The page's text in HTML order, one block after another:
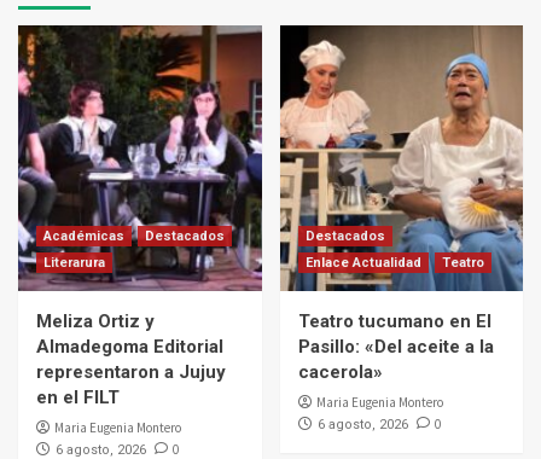
Académicas
Destacados
Literarura
Meliza Ortiz y
Almadegoma Editorial
representaron a Jujuy
en el FILT
Maria Eugenia Montero
6 agosto, 2026 0
Destacados
Enlace Actualidad
Teatro
Teatro tucumano en El
Pasillo: «Del aceite a la
cacerola»
Maria Eugenia Montero
6 agosto, 2026 0